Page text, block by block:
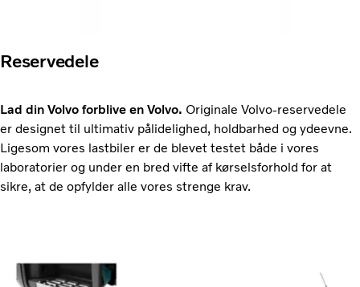
Reservedele
Lad din Volvo forblive en Volvo. Originale Volvo-reservedele
er designet til ultimativ pålidelighed, holdbarhed og ydeevne.
Ligesom vores lastbiler er de blevet testet både i vores
laboratorier og under en bred vifte af kørselsforhold for at
sikre, at de opfylder alle vores strenge krav.